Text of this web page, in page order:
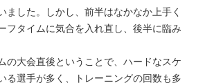
ました。しかし、前半はなかなか上手く
フタイムに気合を入れ直し、後半に臨み
の大会直後ということで、ハードなスケ
る選手が多く、トレーニングの回数も多